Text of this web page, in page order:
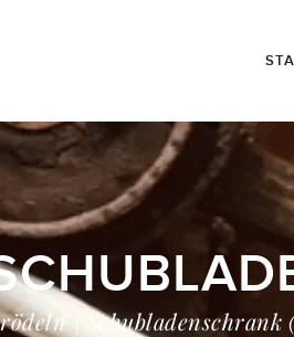
| Schubladenschrank